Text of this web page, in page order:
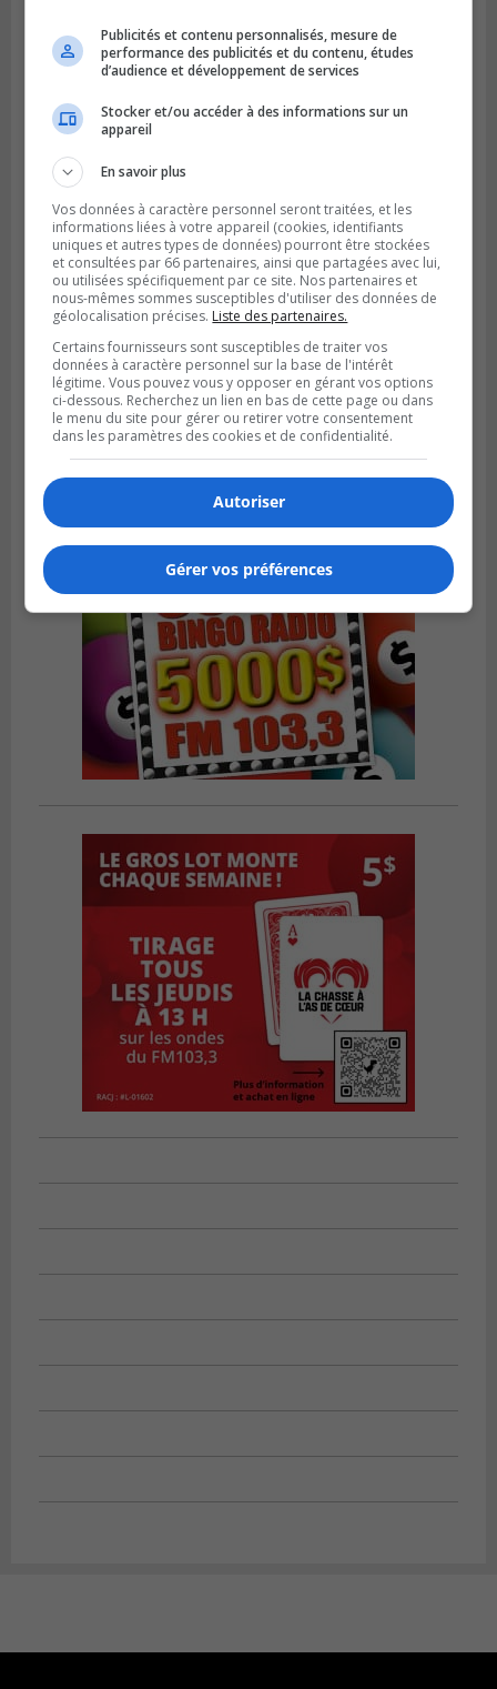
Publié le 5 août 2026 à 15h25
Le MTMD annonce des fermetures sur
l’autoroute 20 à Boucherville
VIEUX-LONGUEUIL
Publié le 31 juillet 2026 à 14h20
Le RTL dévoile sa nouvelle flotte de
transport adapté
Publicités et contenu personnalisés, mesure de
performance des publicités et du contenu, études
d’audience et développement de services
Stocker et/ou accéder à des informations sur un
appareil
En savoir plus
Vos données à caractère personnel seront traitées, et les
informations liées à votre appareil (cookies, identifiants
uniques et autres types de données) pourront être stockées
et consultées par 66 partenaires, ainsi que partagées avec lui,
ou utilisées spécifiquement par ce site. Nos partenaires et
nous-mêmes sommes susceptibles d'utiliser des données de
géolocalisation précises. Liste des partenaires.
Certains fournisseurs sont susceptibles de traiter vos
données à caractère personnel sur la base de l'intérêt
légitime. Vous pouvez vous y opposer en gérant vos options
ci-dessous. Recherchez un lien en bas de cette page ou dans
le menu du site pour gérer ou retirer votre consentement
dans les paramètres des cookies et de confidentialité.
Autoriser
Gérer vos préférences